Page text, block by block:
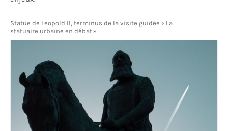
Statue de Leopold II, terminus de la visite guidée « La
statuaire urbaine en débat »